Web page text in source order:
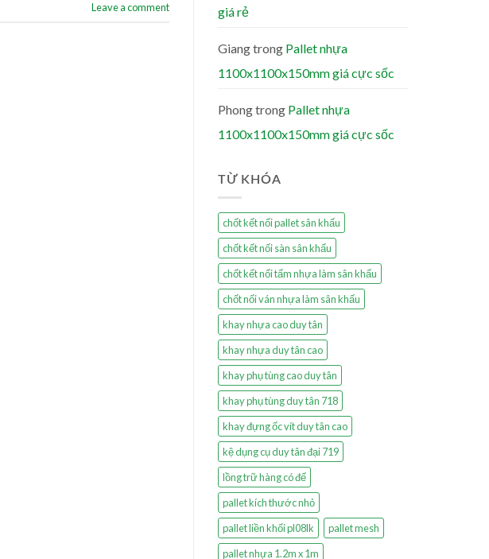
Leave a comment
giá rẻ
Giangtrong Pallet nhựa
1100x1100x150mm giá cực sốc
Phongtrong Pallet nhựa
1100x1100x150mm giá cực sốc
TỪ KHÓA
chốt kết nối pallet sân khấu
chốt kết nối sàn sân khấu
chốt kết nối tấm nhựa làm sân khấu
chốt nối ván nhựa làm sân khấu
khay nhựa cao duy tân
khay nhựa duy tân cao
khay phụ tùng cao duy tân
khay phụ tùng duy tân 718
khay đựng ốc vít duy tân cao
kệ dụng cụ duy tân đại 719
lồng trữ hàng có đế
pallet kích thước nhỏ
pallet liền khối pl08lk
pallet mesh
pallet nhựa 1.2m x 1m